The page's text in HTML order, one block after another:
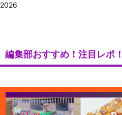
2026
編集部おすすめ！注目レポ！